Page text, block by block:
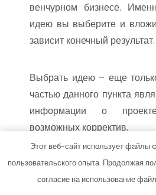
венчурном бизнесе.
идею вы выберите и
зависит конечный результат.
Выбрать идею – еще
частью данного пункта
информации о
возможных корректив.
Вложение денег
Этот веб-сайт использует
пользовательского опыта. Продолжая
согласие на использование